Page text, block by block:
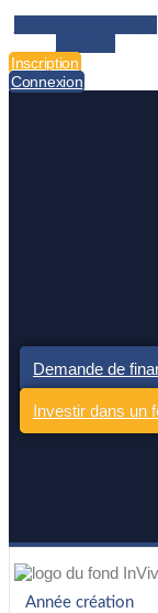
Inscription
Connexion
Demande de
Investir dans un
Année création